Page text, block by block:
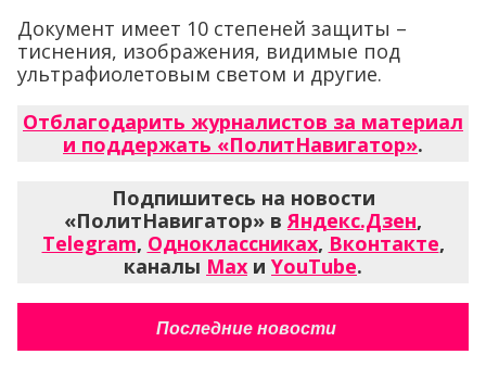
Документ имеет 10 степеней защиты –
тиснения, изображения, видимые под
ультрафиолетовым светом и другие.
Отблагодарить журналистов за материал
и поддержать «ПолитНавигатор».
Подпишитесь на новости
«ПолитНавигатор» вЯндекс.Дзен,
Telegram, Одноклассниках, Вконтакте,
каналы Max и YouTube.
Последние новости